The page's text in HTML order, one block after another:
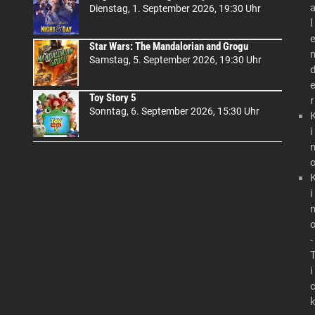
Dienstag, 1. September 2026, 19:30 Uhr
Star Wars: The Mandalorian and Grogu
Samstag, 5. September 2026, 19:30 Uhr
Toy Story 5
Sonntag, 6. September 2026, 15:30 Uhr
a
e
n
d
e
r
i
n
i
n
-
i
c
k